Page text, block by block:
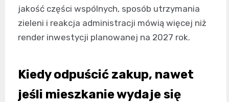
jakość części wspólnych, sposób utrzymania
zieleni i reakcja administracji mówią więcej niż
render inwestycji planowanej na 2027 rok.
Kiedy odpuścić zakup, nawet
jeśli mieszkanie wydaje się